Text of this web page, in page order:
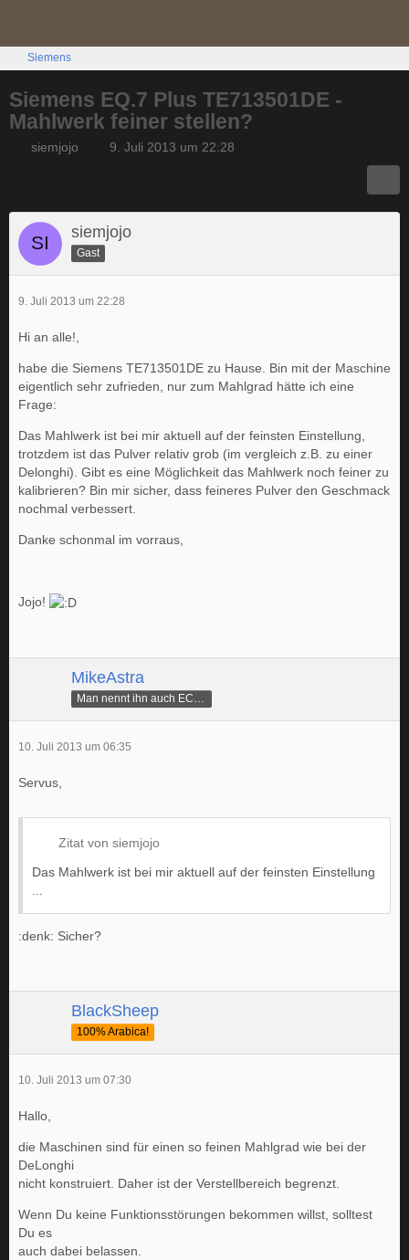
Siemens
Siemens EQ.7 Plus TE713501DE -
Mahlwerk feiner stellen?
siemjojo 9. Juli 2013 um 22:28
siemjojo
Gast
9. Juli 2013 um 22:28
Hi an alle!,
habe die Siemens TE713501DE zu Hause. Bin mit der Maschine
eigentlich sehr zufrieden, nur zum Mahlgrad hätte ich eine
Frage:
Das Mahlwerk ist bei mir aktuell auf der feinsten Einstellung,
trotzdem ist das Pulver relativ grob (im vergleich z.B. zu einer
Delonghi). Gibt es eine Möglichkeit das Mahlwerk noch feiner zu
kalibrieren? Bin mir sicher, dass feineres Pulver den Geschmack
nochmal verbessert.
Danke schonmal im vorraus,
Jojo!
MikeAstra
Man nennt ihn auch ECAMike
10. Juli 2013 um 06:35
Servus,
Zitat von siemjojo
Das Mahlwerk ist bei mir aktuell auf der feinsten Einstellung
...
:denk: Sicher?
BlackSheep
100% Arabica!
10. Juli 2013 um 07:30
Hallo,
die Maschinen sind für einen so feinen Mahlgrad wie bei der
DeLonghi
nicht konstruiert. Daher ist der Verstellbereich begrenzt.
Wenn Du keine Funktionsstörungen bekommen willst, solltest
Du es
auch dabei belassen.